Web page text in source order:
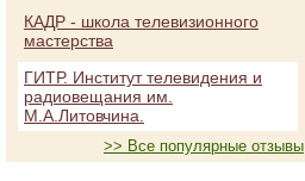
КАДР - школа телевизионного
мастерства
ГИТР. Институт телевидения и
радиовещания им.
М.А.Литовчина.
>> Все популярные отзывы